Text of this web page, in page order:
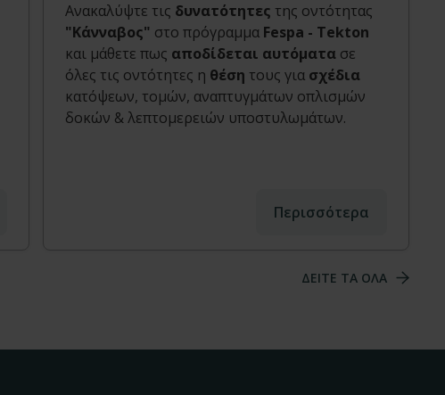
Ανακαλύψτε τις δυνατότητες της οντότητας
"Κάνναβος" στο πρόγραμμα Fespa - Tekton
και μάθετε πως αποδίδεται αυτόματασε
όλες τις οντότητες η θέση τους για σχέδια
κατόψεων, τομών, αναπτυγμάτων οπλισμών
δοκών & λεπτομερειών υποστυλωμάτων.
Περισσότερα
ΔΕΙΤΕ ΤΑ ΟΛΑ